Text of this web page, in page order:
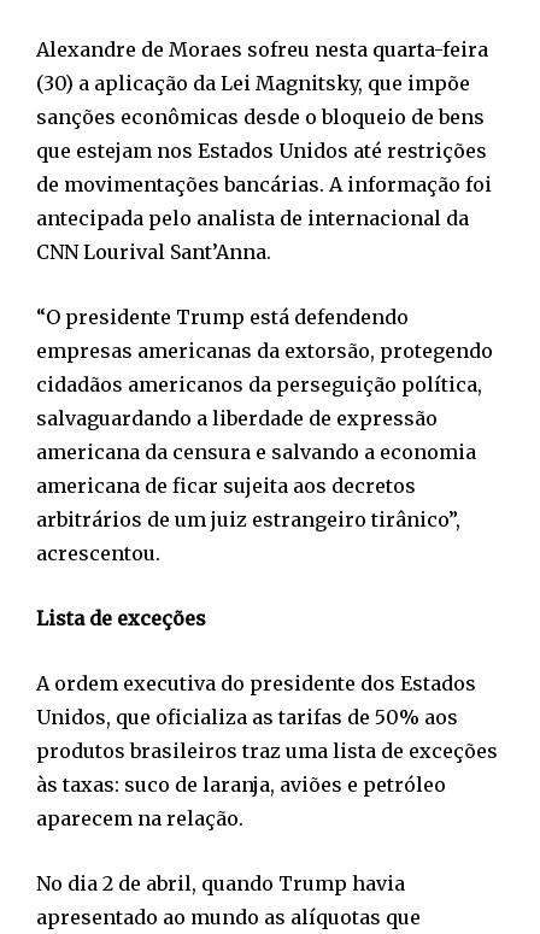
Alexandre de Moraes sofreu nesta quarta-feira
(30) a aplicação da Lei Magnitsky, que impõe
sanções econômicas desde o bloqueio de bens
que estejam nos Estados Unidos até restrições
de movimentações bancárias. A informação foi
antecipada pelo analista de internacional da
CNN Lourival Sant’Anna.
“O presidente Trump está defendendo
empresas americanas da extorsão, protegendo
cidadãos americanos da perseguição política,
salvaguardando a liberdade de expressão
americana da censura e salvando a economia
americana de ficar sujeita aos decretos
arbitrários de um juiz estrangeiro tirânico”,
acrescentou.
Lista de exceções
A ordem executiva do presidente dos Estados
Unidos, que oficializa as tarifas de 50% aos
produtos brasileiros traz uma lista de exceções
às taxas: suco de laranja, aviões e petróleo
aparecem na relação.
No dia 2 de abril, quando Trump havia
apresentado ao mundo as alíquotas que